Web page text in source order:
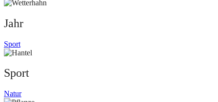
Jahr
Sport
Sport
Natur